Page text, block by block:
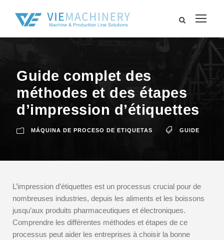
Guide complet des
méthodes et des étapes
d’impression d’étiquettes
MÁQUINA DE PROCESO DE ETIQUETAS GUIDE
L’impression d’étiquettes est un processus crucial pour de
nombreuses industries, depuis les aliments et les boissons
jusqu’aux produits pharmaceutiques et électroniques.
Comprendre les différentes méthodes et étapes de ce
processus peut aider les entreprises à choisir la bonne